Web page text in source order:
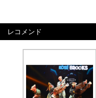
レコメンド